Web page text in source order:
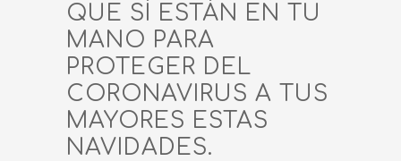
QUE SÍ ESTÁN EN TU
MANO PARA
PROTEGER DEL
CORONAVIRUS A TUS
MAYORES ESTAS
NAVIDADES.